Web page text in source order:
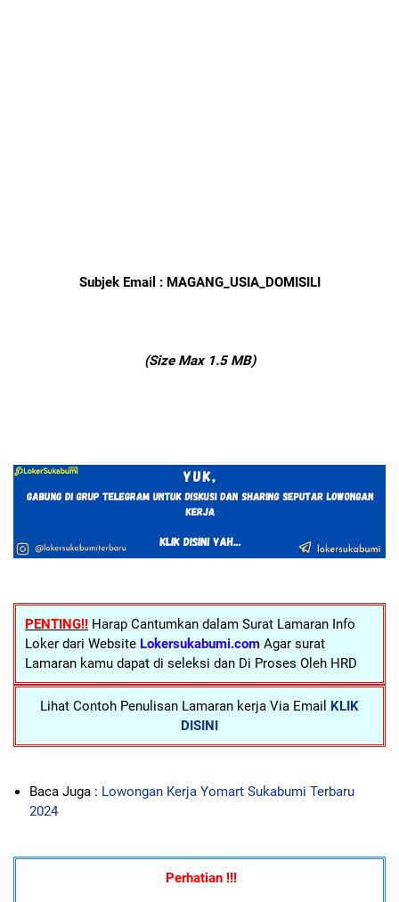
Subjek Email : MAGANG_USIA_DOMISILI
(Size Max 1.5 MB)
PENTING!! Harap Cantumkan dalam Surat Lamaran Info
Loker dari Website Lokersukabumi.com Agar surat
Lamaran kamu dapat di seleksi dan Di Proses Oleh HRD
Lihat Contoh Penulisan Lamaran kerja Via Email KLIK
DISINI
Baca Juga : Lowongan Kerja Yomart Sukabumi Terbaru
2024
Perhatian !!!